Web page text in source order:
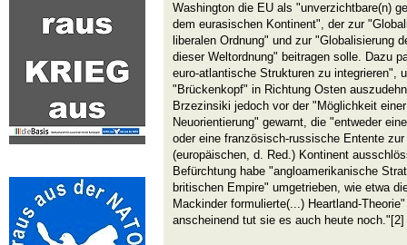
Washington die EU als "unverzichtbare(n)
dem eurasischen Kontinent", der zur
liberalen Ordnung" und zur "Globalisierung
dieser Weltordnung" beitragen solle. Dazu
euro-atlantische Strukturen zu integrieren",
"Brückenkopf" in Richtung Osten
Brzezinsiki jedoch vor der "Möglichkeit
Neuorientierung" gewarnt, die "entweder
oder eine französisch-russische Entente
(europäischen, d. Red.) Kontinent
Befürchtung habe "angloamerikanische
britischen Empire" umgetrieben, wie etwa
Mackinder formulierte(...) Heartland-
anscheinend tut sie es auch heute noch."[2]